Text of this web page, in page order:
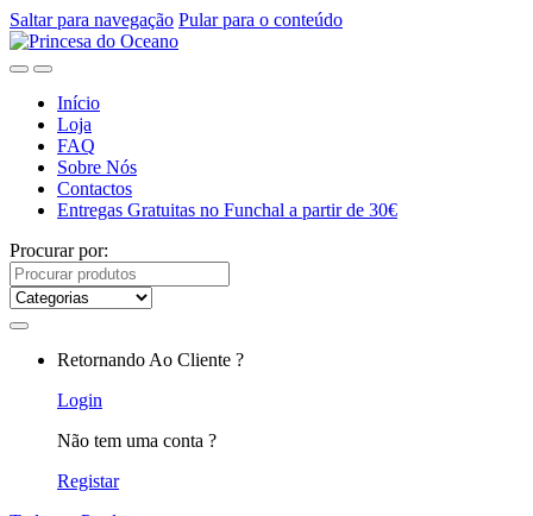
Saltar para navegação Pular para o conteúdo
Início
Loja
FAQ
Sobre Nós
Contactos
Entregas Gratuitas no Funchal a partir de 30€
Procurar por:
Retornando Ao Cliente ?
Login
Não tem uma conta ?
Registar